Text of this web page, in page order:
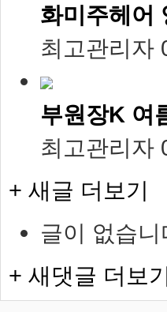
화미주헤어
최고관리자
부원장K 여
최고관리자
+ 새글 더보기
글이 없습니
+ 새댓글 더보